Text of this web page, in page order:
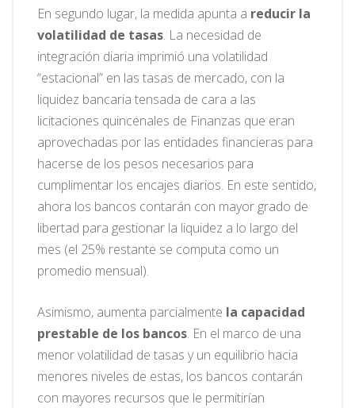
En segundo lugar, la medida apunta a reducir la
volatilidad de tasas. La necesidad de
integración diaria imprimió una volatilidad
“estacional” en las tasas de mercado, con la
liquidez bancaria tensada de cara a las
licitaciones quincenales de Finanzas que eran
aprovechadas por las entidades financieras para
hacerse de los pesos necesarios para
cumplimentar los encajes diarios. En este sentido,
ahora los bancos contarán con mayor grado de
libertad para gestionar la liquidez a lo largo del
mes (el 25% restante se computa como un
promedio mensual).
Asimismo, aumenta parcialmente la capacidad
prestable de los bancos. En el marco de una
menor volatilidad de tasas y un equilibrio hacia
menores niveles de estas, los bancos contarán
con mayores recursos que le permitirían